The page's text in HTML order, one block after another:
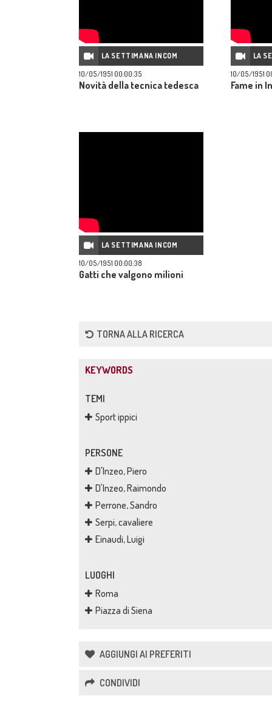
LA SETTIMANA INCOM
10/05/1951 00:00:35
Novità della tecnica tedesca
LA
10/05/1951
Fame in
LA SETTIMANA INCOM
10/05/1951 00:00:38
Gatti che valgono milioni
TORNA ALLA RICERCA
KEYWORDS
TEMI
Sport ippici
PERSONE
D'Inzeo, Piero
D'Inzeo, Raimondo
Perrone, Sandro
Serpi, cavaliere
Einaudi, Luigi
LUOGHI
Roma
Piazza di Siena
AGGIUNGI AI PREFERITI
CONDIVIDI